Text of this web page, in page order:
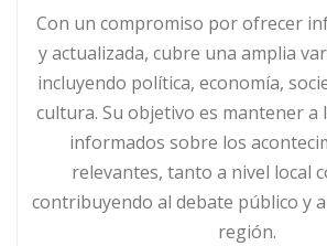
Con un compromiso por ofrecer
y actualizada, cubre una amplia
incluyendo política, economía,
cultura. Su objetivo es mantener a
informados sobre los
relevantes, tanto a nivel local
contribuyendo al debate público y
región.